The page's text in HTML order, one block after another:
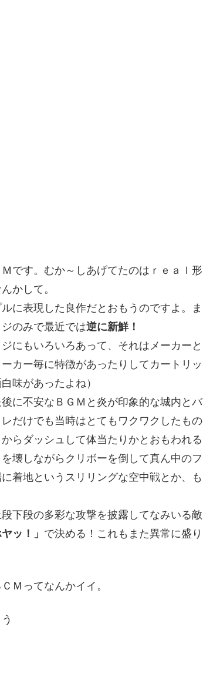
です。むか～しあげてたのはｒｅａｌ形
かして。
に表現した良作だとおもうのですよ。ま
のみで最近では逆に新鮮！
にもいろいろあって、それはメーカーと
カー毎に特徴があったりしてカートリッ
味があったよね）
に不安なＢＧＭと炎が印象的な城内とバ
だけでも当時はとてもワクワクしたもの
らダッシュして体当たりかとおもわれる
壊しながらクリボーを倒して真ん中のフ
着地というスリリングな空中戦とか、も
下段の多彩な攻撃を披露してなみいる敵
ヤッ！」 で決める！これもまた異常に盛り
Ｍってなんかイイ。